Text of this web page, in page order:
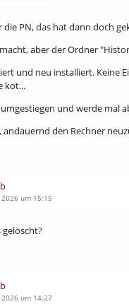
PN, das hat dann doch
aber der Ordner
und neu installiert. Keine
kot...
und werde mal
den Rechner
um 15:15
2026 um 14:27